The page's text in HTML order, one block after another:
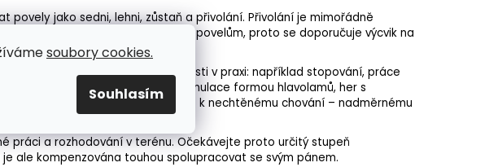
soubory cookies.
Souhlasím
povely jako sedni, lehni, zůstaň a přivolání. Přivolání je mimořádně
bývá často "hluchý" k povelům, proto se doporučuje výcvik na
v neohraničeném prostoru.
využít své přirozené schopnosti v praxi: například stopování, práce
lidské stopy). Mentální stimulace formou hlavolamů, her s
Nedostatek podnětů může vést k nechtěnému chování – nadměrnému
práci a rozhodování v terénu. Očekávejte proto určitý stupeň
ale kompenzována touhou spolupracovat se svým pánem.